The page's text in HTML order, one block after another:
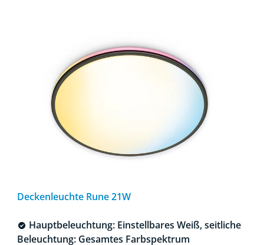
Deckenleuchte Rune 21W
Hauptbeleuchtung: Einstellbares Weiß, seitliche
Beleuchtung: Gesamtes Farbspektrum